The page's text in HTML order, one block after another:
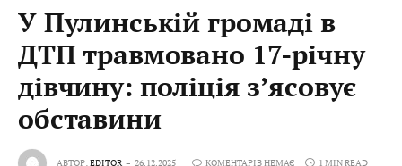
У Пулинській громаді в
ДТП травмовано 17-річну
дівчину: поліція з’ясовує
обставини
АВТОР:EDITOR 26.12.2025 КОМЕНТАРІВ НЕМАЄ 1 MIN READ